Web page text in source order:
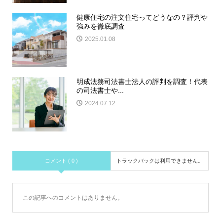
健康住宅の注文住宅ってどうなの？評判や
強みを徹底調査
2025.01.08
明成法務司法書士法人の評判を調査！代表
の司法書士や...
2024.07.12
コメント ( 0 ) トラックバックは利用できません。
この記事へのコメントはありません。